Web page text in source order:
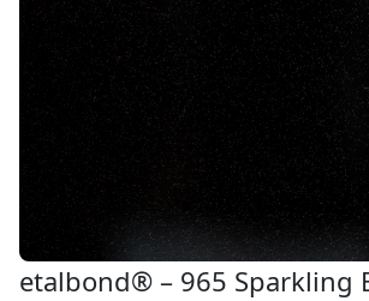
etalbond® – 965 Sparkling